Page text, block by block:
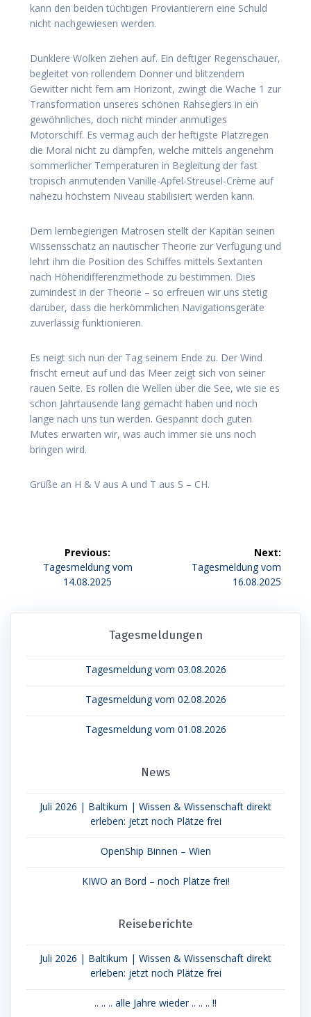
kann den beiden tüchtigen Proviantierern eine Schuld
nicht nachgewiesen werden.
Dunklere Wolken ziehen auf. Ein deftiger Regenschauer,
begleitet von rollendem Donner und blitzendem
Gewitter nicht fern am Horizont, zwingt die Wache 1 zur
Transformation unseres schönen Rahseglers in ein
gewöhnliches, doch nicht minder anmutiges
Motorschiff. Es vermag auch der heftigste Platzregen
die Moral nicht zu dämpfen, welche mittels angenehm
sommerlicher Temperaturen in Begleitung der fast
tropisch anmutenden Vanille-Apfel-Streusel-Crème auf
nahezu höchstem Niveau stabilisiert werden kann.
Dem lernbegierigen Matrosen stellt der Kapitän seinen
Wissensschatz an nautischer Theorie zur Verfügung und
lehrt ihm die Position des Schiffes mittels Sextanten
nach Höhendifferenzmethode zu bestimmen. Dies
zumindest in der Theorie – so erfreuen wir uns stetig
darüber, dass die herkömmlichen Navigationsgeräte
zuverlässig funktionieren.
Es neigt sich nun der Tag seinem Ende zu. Der Wind
frischt erneut auf und das Meer zeigt sich von seiner
rauen Seite. Es rollen die Wellen über die See, wie sie es
schon Jahrtausende lang gemacht haben und noch
lange nach uns tun werden. Gespannt doch guten
Mutes erwarten wir, was auch immer sie uns noch
bringen wird.
Grüße an H & V aus A und T aus S – CH.
Beitragsnavigation
Previous:
Previous
post:
Tagesmeldung vom
14.08.2025
Next:
Next
Tagesmeldung vom
16.08.2025
Tagesmeldungen
Tagesmeldung vom 03.08.2026
Tagesmeldung vom 02.08.2026
Tagesmeldung vom 01.08.2026
News
Juli 2026 | Baltikum | Wissen & Wissenschaft direkt
erleben: jetzt noch Plätze frei
OpenShip Binnen – Wien
KIWO an Bord – noch Plätze frei!
Reiseberichte
Juli 2026 | Baltikum | Wissen & Wissenschaft direkt
erleben: jetzt noch Plätze frei
.. .. .. alle Jahre wieder .. .. .. !!